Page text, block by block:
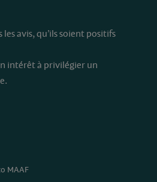
avis, qu’ils soient positifs
intérêt à privilégier un
MAAF